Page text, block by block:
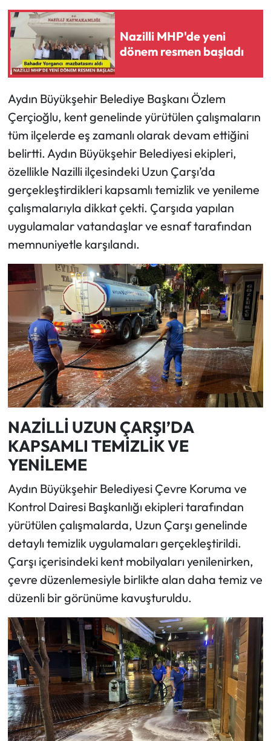
Nazilli MHP'de yeni
dönem resmen başladı
Aydın Büyükşehir Belediye Başkanı Özlem
Çerçioğlu, kent genelinde yürütülen çalışmaların
tüm ilçelerde eş zamanlı olarak devam ettiğini
belirtti. Aydın Büyükşehir Belediyesi ekipleri,
özellikle Nazilli ilçesindeki Uzun Çarşı’da
gerçekleştirdikleri kapsamlı temizlik ve yenileme
çalışmalarıyla dikkat çekti. Çarşıda yapılan
uygulamalar vatandaşlar ve esnaf tarafından
memnuniyetle karşılandı.
NAZİLLİ UZUN ÇARŞI’DA
KAPSAMLI TEMİZLİK VE
YENİLEME
Aydın Büyükşehir Belediyesi Çevre Koruma ve
Kontrol Dairesi Başkanlığı ekipleri tarafından
yürütülen çalışmalarda, Uzun Çarşı genelinde
detaylı temizlik uygulamaları gerçekleştirildi.
Çarşı içerisindeki kent mobilyaları yenilenirken,
çevre düzenlemesiyle birlikte alan daha temiz ve
düzenli bir görünüme kavuşturuldu.
HABER İLAN